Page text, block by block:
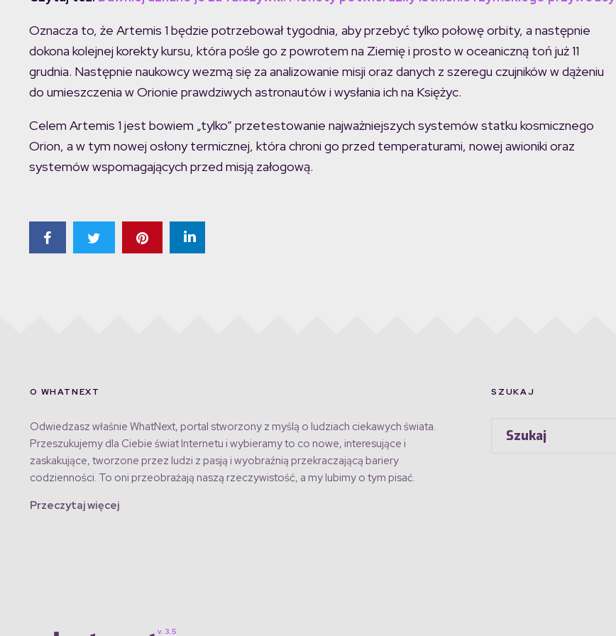
Oznacza to, że Artemis 1 będzie potrzebował tygodnia, aby przebyć tylko połowę orbity, a następnie
dokona kolejnej korekty kursu, która pośle go z powrotem na Ziemię i prosto w oceaniczną toń już 11
grudnia. Następnie naukowcy wezmą się za analizowanie misji oraz danych z szeregu czujników w dążeniu
do umieszczenia w Orionie prawdziwych astronautów i wysłania ich na Księżyc.
Celem Artemis 1 jest bowiem „tylko” przetestowanie najważniejszych systemów statku kosmicznego
Orion, a w tym nowej osłony termicznej, która chroni go przed temperaturami, nowej awioniki oraz
systemów wspomagających przed misją załogową.
O WHATNEXT
Odwiedzasz właśnie WhatNext, portal stworzony z myślą o ludziach ciekawych świata.
Przeszukujemy dla Ciebie świat Internetu i wybieramy to co nowe, interesujące i
zaskakujące, tworzone przez ludzi z pasją i wyobraźnią przekraczającą bariery
codzienności. To oni przeobrażają naszą rzeczywistość, a my lubimy o tym pisać.
Przeczytaj więcej
SZUKAJ